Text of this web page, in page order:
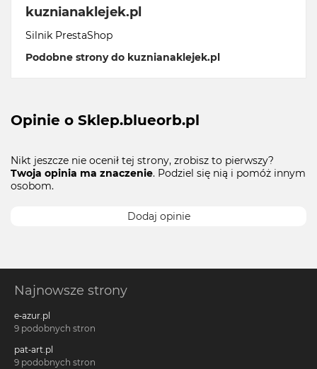
kuznianaklejek.pl
Silnik PrestaShop
Podobne strony do kuznianaklejek.pl
Opinie o Sklep.blueorb.pl
Nikt jeszcze nie ocenił tej strony, zrobisz to pierwszy?
Twoja opinia ma znaczenie. Podziel się nią i pomóż innym
osobom.
Dodaj opinie
Najnowsze strony
e-azur.pl
9 podobnych stron
pat-art.pl
9 podobnych stron